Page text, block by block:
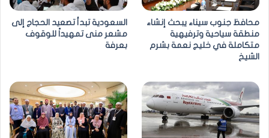
محافظ جنوب سيناء يبحث إنشاء
منطقة سياحية وترفيهية
متكاملة في خليج نعمة بشرم
الشيخ
السعودية تبدأ تصعيد الحجاج إلى
مشعر منى تمهيداً للوقوف
بعرفة